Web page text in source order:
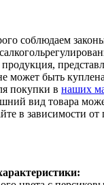
соблюдаем
может быть
покупки в наших
вид товара
в зависимости от